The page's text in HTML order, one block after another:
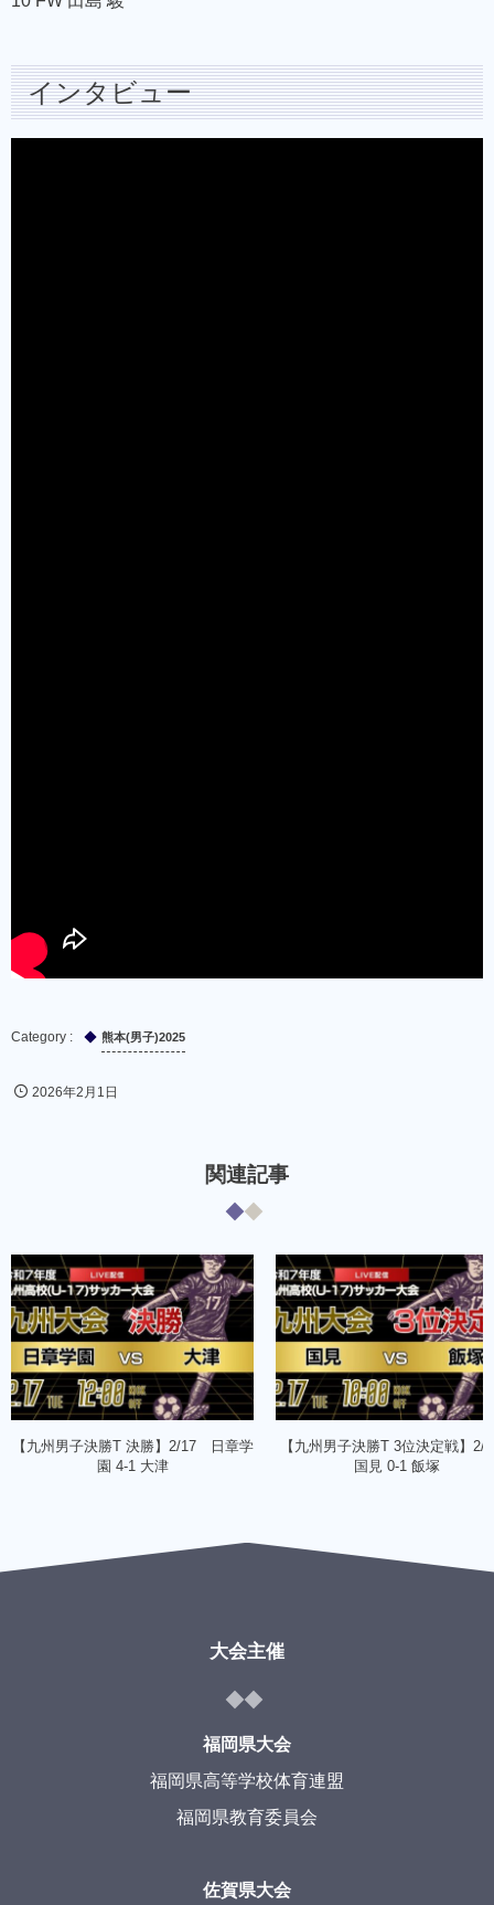
インタビュー
熊本(男子)2025
2026年2月1日
関連記事
【九州男子決勝T 決勝】2/17 日章学
園 4-1 大津
【九州男子決勝T 3位決定戦】
国見 0-1 飯塚
大会主催
福岡県大会
福岡県高等学校体育連盟
福岡県教育委員会
佐賀県大会